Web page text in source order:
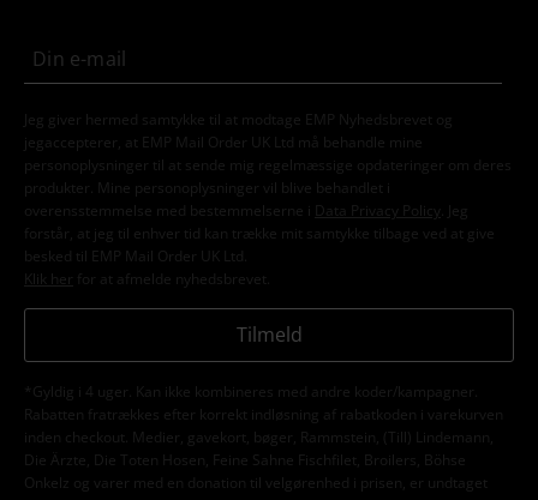
Jeg giver hermed samtykke til at modtage EMP Nyhedsbrevet og
jegaccepterer, at EMP Mail Order UK Ltd må behandle mine
personoplysninger til at sende mig regelmæssige opdateringer om deres
produkter. Mine personoplysninger vil blive behandlet i
overensstemmelse med bestemmelserne i
Data Privacy Policy
. Jeg
forstår, at jeg til enhver tid kan trække mit samtykke tilbage ved at give
besked til EMP Mail Order UK Ltd.
Klik her
for at afmelde nyhedsbrevet.
Tilmeld
*Gyldig i 4 uger. Kan ikke kombineres med andre koder/kampagner.
Rabatten fratrækkes efter korrekt indløsning af rabatkoden i varekurven
inden checkout. Medier, gavekort, bøger, Rammstein, (Till) Lindemann,
Die Ärzte, Die Toten Hosen, Feine Sahne Fischfilet, Broilers, Böhse
Onkelz og varer med en donation til velgørenhed i prisen, er undtaget